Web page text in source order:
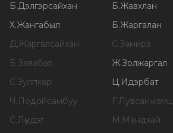
Б.Дэлгэрсайхан Б.Жавхлан
Х.Жангабыл Б.Жаргалан
Д.Жаргалсайхан С.Замира
Б.Заяабал Ж.Золжаргал
С.Зулпхар Ц. Идэрбат
Ч .Лодойсамбуу Г.Лувсанжамц
С.Лүндэг М . Мандхай